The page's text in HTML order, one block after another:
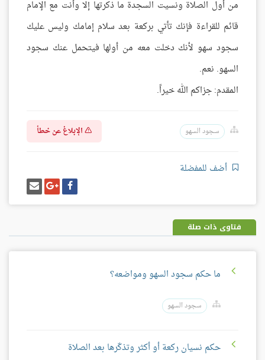
من أول الصلاة ونسيت السجدة ما ذكرتها إلا وأنت مع الإمام
قائم للقراءة فإنك تأتي بركعة بعد سلام إمامك وليس عليك
سجود سهو لأنك دخلت معه من أولها فيتحمل عنك سجود
السهو. نعم.
المقدم: جزاكم الله خيراً.
سجود السهو الإبلاغ عن خطأ
أضف للمفضلة
شارك
على
فيسبوك
شارك
على
غوغل
بلس
إرسل
إيميل
فتاوى ذات صلة
ما حكم سجود السهو ومواضعه؟
سجود السهو
حكم نسيان ركعة أو أكثر وتذكّرها بعد الصلاة